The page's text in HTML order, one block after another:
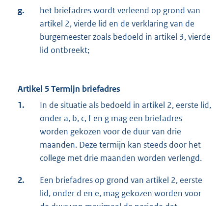
g.
het briefadres wordt verleend op grond van
artikel 2, vierde lid en de verklaring van de
burgemeester zoals bedoeld in artikel 3, vierde
lid ontbreekt;
Artikel 5 Termijn briefadres
1.
In de situatie als bedoeld in artikel 2, eerste lid,
onder a, b, c, f en g mag een briefadres
worden gekozen voor de duur van drie
maanden. Deze termijn kan steeds door het
college met drie maanden worden verlengd.
2.
Een briefadres op grond van artikel 2, eerste
lid, onder d en e, mag gekozen worden voor